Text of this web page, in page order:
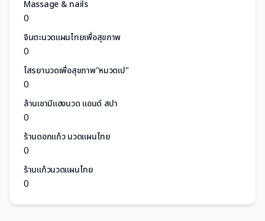
Massage & nails
0
จินตะนวดแผนไทยเพื่อสุขภาพ
0
โสรยานวดเพื่อสุขภาพ"หมวดเป"
0
ล้านเซามีแฮงนวด แอนด์ สปา
0
ร้านดอกแก้ว นวดแผนไทย
0
ร้านแก้วนวดแผนไทย
0